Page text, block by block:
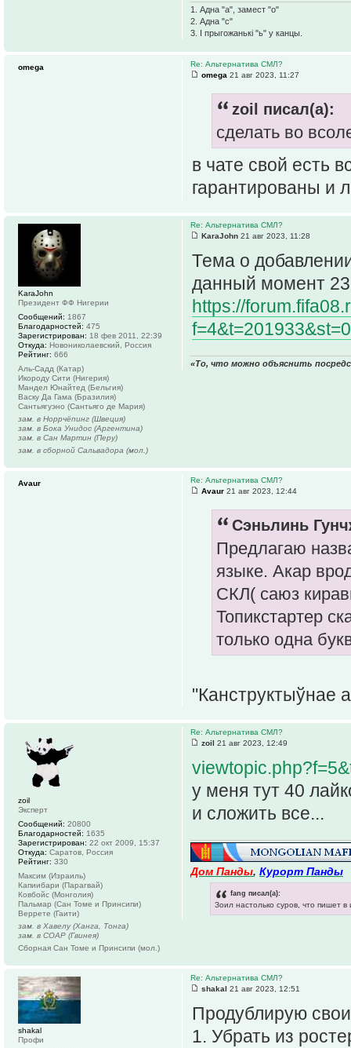
1. Адна "а", замест "о"
2. Адна "с"
3. І прыгожанькі "ь" у канцы.
Re: Альтернатива СМЛ?
omega 21 авг 2023, 11:27
zoil писал(а):
сделать во
в чате свой есть
гарантированы и
omega
Re: Альтернатива СМЛ?
KaraJohn 21 авг 2023, 11:28
Тема о
данный момент
https://
«То, что можно объяснить
KaraJohn
Президент ФФ Нигерии
Сообщений: 1867
Благодарностей: 475
Зарегистрирован: 18 фев 2011, 22:39
Откуда: Новониколаевский, Россия
Рейтинг: 666
Аль-Садд (Катар)
Икороду Сити (Нигерия)
Мандел Юнайтед (Бельгия)
Васку Да Гама (Бразилия)
Сантьягуэно (Сантьяго де Мария)
зам. в Норрчёпинг (Швеция)
зам. в Бока Унидос (Аргентина)
зам. в Сан Мартин (Перу)
зам. в сборной Сальвадора (мол.)
Re: Альтернатива СМЛ?
Avaur 21 авг 2023, 12:44
Сэньлинь
Предлагаю
языке. Акар
СКЛ( саюз
Топикстартер
только одна
"Канструктыўнае
Avaur
Re: Альтернатива СМЛ?
zoil 21 авг 2023, 12:49
у меня тут 40
и сложить все...
Дом Панды, Курорт Панды
fang писал(а):
Зоил настолько суров, что пишет
zoil
Эксперт
Сообщений: 20800
Благодарностей: 1635
Зарегистрирован: 22 окт 2009, 15:37
Откуда: Саратов, Россия
Рейтинг: 330
Максим (Израиль)
Капиибари (Парагвай)
Ковбойс (Монголия)
Пальмар (Сан Томе и Принсипи)
Веррете (Гаити)
зам. в Хавелу (Ханга, Тонга)
зам. в СОАР (Гвинея)
Сборная Сан Томе и Принсипи (мол.)
Re: Альтернатива СМЛ?
shakal 21 авг 2023, 12:51
Продублирую
1. Убрать из
shakal
Профи